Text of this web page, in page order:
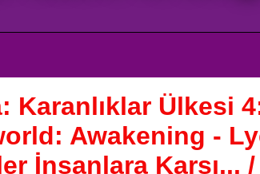
Karanlıklar Ülkesi
Awakening -
İnsanlara Karşı...